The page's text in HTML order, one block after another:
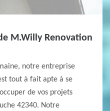
M.Willy Renovation
notre entreprise
tout à fait apte à se
de vos projets
42340. Notre